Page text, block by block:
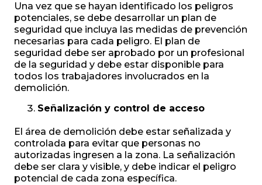
Una vez que se hayan identificado los peligros
potenciales, se debe desarrollar un plan de
seguridad que incluya las medidas de prevención
necesarias para cada peligro. El plan de
seguridad debe ser aprobado por un profesional
de la seguridad y debe estar disponible para
todos los trabajadores involucrados en la
demolición.
Señalización y control de acceso
El área de demolición debe estar señalizada y
controlada para evitar que personas no
autorizadas ingresen a la zona. La señalización
debe ser clara y visible, y debe indicar el peligro
potencial de cada zona específica.